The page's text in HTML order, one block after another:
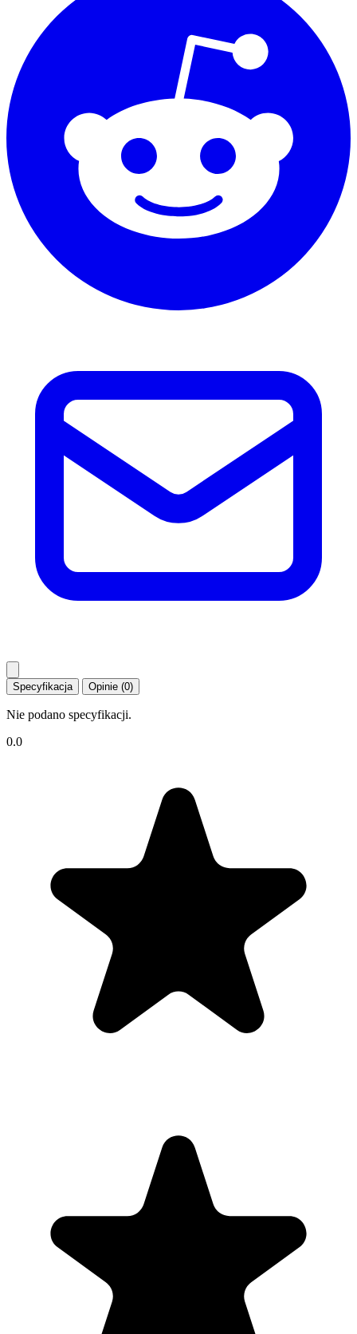
Specyfikacja Opinie (0)
Nie podano specyfikacji.
0.0